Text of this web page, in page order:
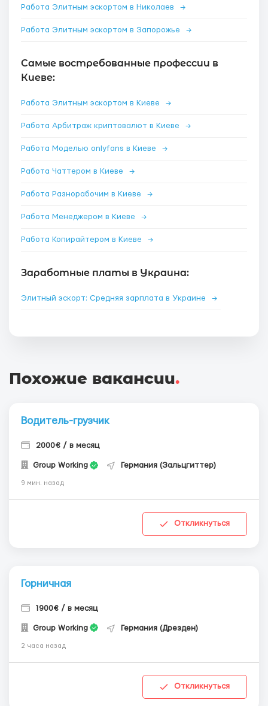
Работа Элитным эскортом в Николаев →
Работа Элитным эскортом в Запорожье →
Самые востребованные профессии в
Киеве:
Работа Элитным эскортом в Киеве →
Работа Арбитраж криптовалют в Киеве →
Работа Моделью onlyfans в Киеве →
Работа Чаттером в Киеве →
Работа Разнорабочим в Киеве →
Работа Менеджером в Киеве →
Работа Копирайтером в Киеве →
Заработные платы в Украина:
Элитный эскорт: Средняя зарплата в Украине →
Похожие вакансии.
Водитель-грузчик
2000€ / в месяц
Group Working Германия (Зальцгиттер)
9 мин. назад
Откликнуться
Горничная
1900€ / в месяц
Group Working Германия (Дрезден)
2 часа назад
Откликнуться